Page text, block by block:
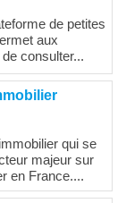
de petites
aux
consulter...
qui se
majeur sur
en France....